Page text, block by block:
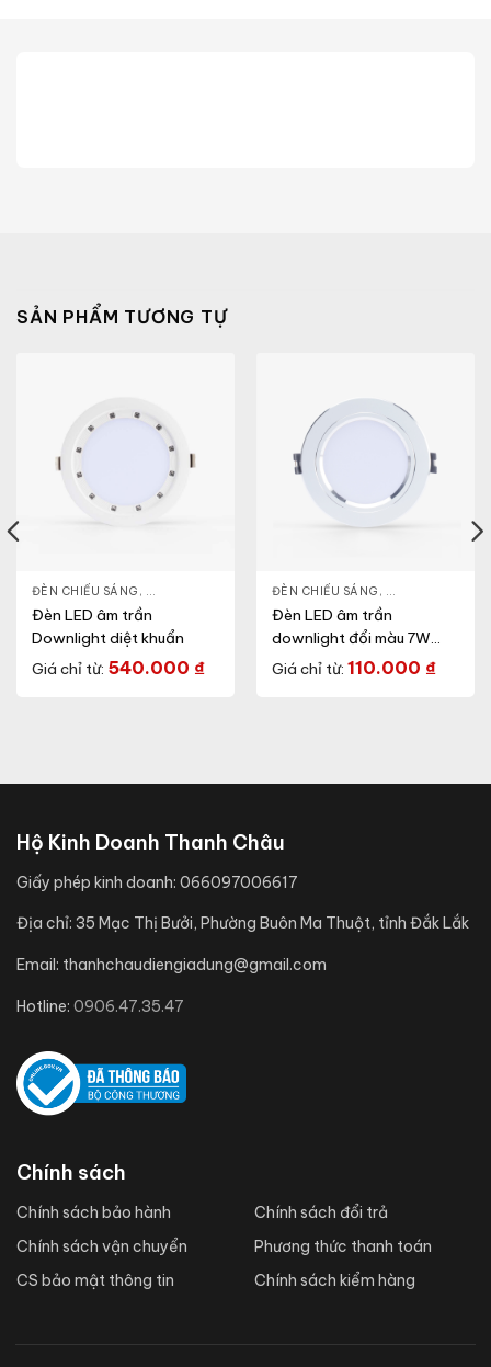
SẢN PHẨM TƯƠNG TỰ
ĐÈN CHIẾU SÁNG , ĐÈN LED DOWNLIGHT,THIẾT BỊ CHIẾU SÁNG
Đèn LED âm trần
Downlight diệt khuẩn
Giá chỉ từ: 540.000 ₫
ĐÈN CHIẾU SÁNG , ĐÈN LED
Đèn LED âm trần
downlight đổi màu 7W
viền bạc
Giá chỉ từ: 110.000 ₫
,THIẾT BỊ CHIẾU SÁNG
Hộ Kinh Doanh Thanh Châu
Giấy phép kinh doanh: 066097006617
Địa chỉ: 35 Mạc Thị Bưởi, Phường Buôn Ma Thuột, tỉnh Đắk Lắk
Email: thanhchaudiengiadung@gmail.com
Hotline: 0906.47.35.47
Chính sách
Chính sách bảo hành
Chính sách vận chuyển
CS bảo mật thông tin
Chính sách đổi trả
Phương thức thanh toán
Chính sách kiểm hàng